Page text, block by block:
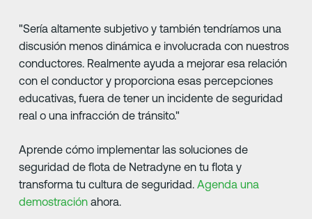
"Sería altamente subjetivo y también tendríamos una
discusión menos dinámica e involucrada con nuestros
conductores. Realmente ayuda a mejorar esa relación
con el conductor y proporciona esas percepciones
educativas, fuera de tener un incidente de seguridad
real o una infracción de tránsito."
Aprende cómo implementar las soluciones de
seguridad de flota de Netradyne en tu flota y
transforma tu cultura de seguridad. Agenda una
demostraciónahora.